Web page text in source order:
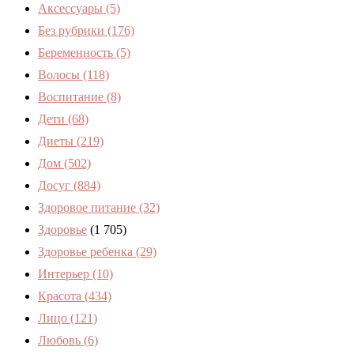
Аксессуары (5)
Без рубрики (176)
Беременность (5)
Волосы (118)
Воспитание (8)
Дети (68)
Диеты (219)
Дом (502)
Досуг (884)
Здоровое питание (32)
Здоровье (1 705)
Здоровье ребенка (29)
Интерьер (10)
Красота (434)
Лицо (121)
Любовь (6)